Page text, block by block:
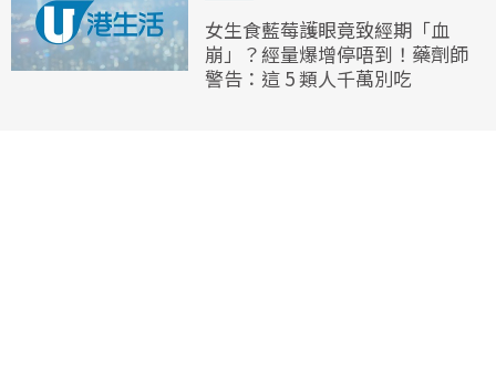
女生食藍莓護眼竟致經期「血
崩」？經量爆增停唔到！藥劑師
警告：這 5 類人千萬別吃